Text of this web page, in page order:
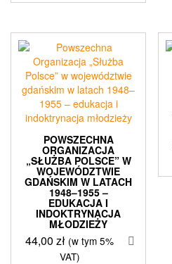
POWSZECHNA
ORGANIZACJA
„SŁUŻBA POLSCE” W
WOJEWÓDZTWIE
GDAŃSKIM W LATACH
1948–1955 –
EDUKACJA I
INDOKTRYNACJA
MŁODZIEŻY
44,00zł (w tym 5%
VAT)